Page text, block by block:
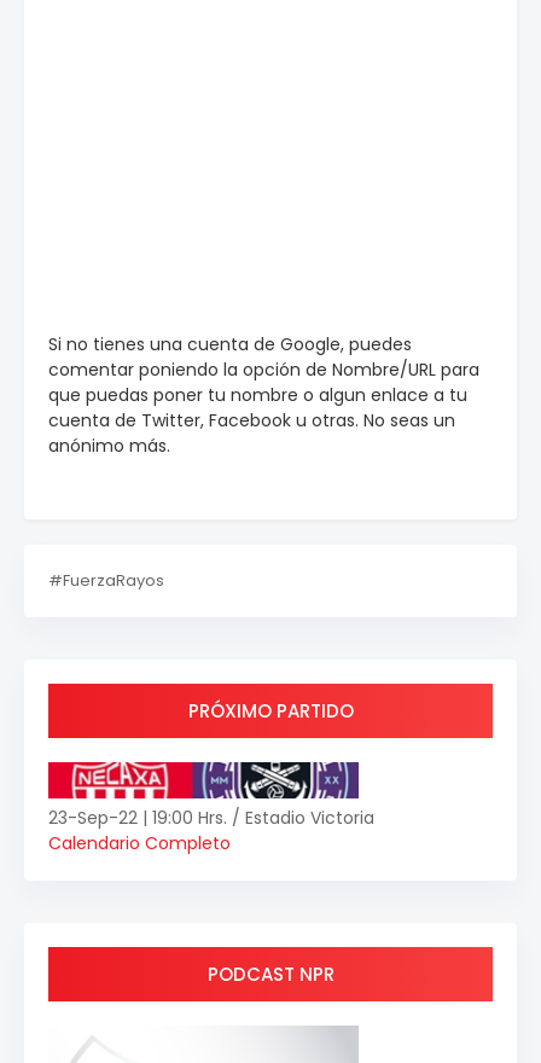
Si no tienes una cuenta de Google, puedes
comentar poniendo la opción de Nombre/URL para
que puedas poner tu nombre o algun enlace a tu
cuenta de Twitter, Facebook u otras. No seas un
anónimo más.
#FuerzaRayos
PRÓXIMO PARTIDO
23-Sep-22 | 19:00 Hrs. / Estadio Victoria
Calendario Completo
PODCAST NPR